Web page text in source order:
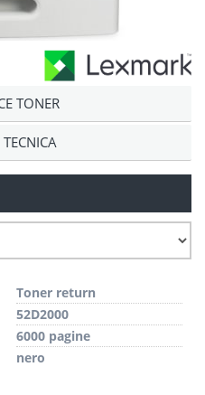
TONER
Toner return
52D2000
6000 pagine
nero